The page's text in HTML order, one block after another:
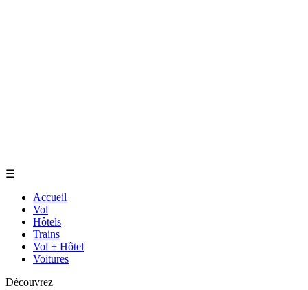
☰
Accueil
Vol
Hôtels
Trains
Vol + Hôtel
Voitures
Découvrez